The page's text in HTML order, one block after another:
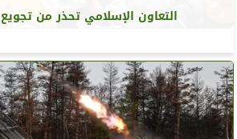
التعاون الإسلامي تحذر من